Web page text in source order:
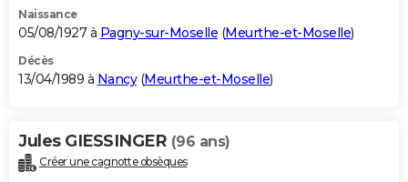
Naissance
05/08/1927 à Pagny-sur-Moselle (Meurthe-et-Moselle)
Décès
13/04/1989 à Nancy(Meurthe-et-Moselle)
Jules GIESSINGER (96 ans)
Créer une cagnotte obsèques